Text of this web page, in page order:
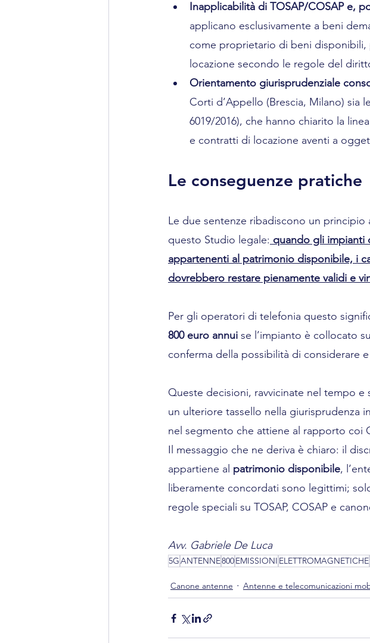
Inapplicabilità di TOSAP/COSAP e,
applicano esclusivamente a beni
come proprietario di beni
locazione secondo le regole del
Orientamento giurisprudenziale
Corti d’Appello (Brescia, Milano) sia
6019/2016), che hanno chiarito la
e contratti di locazione aventi a
Le conseguenze pratiche
Le due sentenze ribadiscono un
questo Studio legale: quando gli impianti
appartenenti al patrimonio disponibile, i
dovrebbero restare pienamente validi e
Per gli operatori di telefonia questo
800 euro annui se l’impianto è collocato
conferma della possibilità di considerare
Queste decisioni, ravvicinate nel tempo e
un ulteriore tassello nella giurisprudenza
nel segmento che attiene al rapporto coi
Il messaggio che ne deriva è chiaro: il
appartiene al patrimonio disponibile,
liberamente concordati sono legittimi;
regole speciali su TOSAP, COSAP e
Avv. Gabriele De Luca
5GANTENNE800EMISSIONI ELETTROMAGNETICHE
Canone antenne Antenne e telecomunicazioni